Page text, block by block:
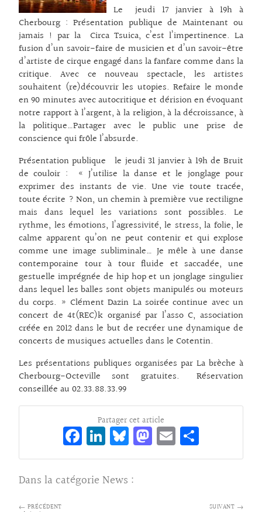
Le jeudi 17 janvier à 19h à
Cherbourg : Présentation publique de Maintenant ou
jamais ! par la Circa Tsuica, c’est l’impertinence. La
fusion d’un savoir-faire de musicien et d’un savoir-être
d’artiste de cirque engagé dans la fanfare comme dans la
critique. Avec ce nouveau spectacle, les artistes
souhaitent (re)découvrir les utopies. Refaire le monde
en 90 minutes avec autocritique et dérision en évoquant
notre rapport à l’argent, à la religion, à la décroissance, à
la politique…Partager avec le public une prise de
conscience qui frôle l’absurde.
Présentation publique le jeudi 31 janvier à 19h de Bruit
de couloir : « J’utilise la danse et le jonglage pour
exprimer des instants de vie. Une vie toute tracée,
toute écrite ? Non, un chemin à première vue rectiligne
mais dans lequel les variations sont possibles. Le
rythme, les émotions, l’agressivité, le stress, la folie, le
calme apparent qu’on ne peut contenir et qui explose
comme une image subliminale… Je mêle à une danse
contemporaine tour à tour fluide et saccadée, une
gestuelle imprégnée de hip hop et un jonglage singulier
dans lequel les balles sont objets manipulés ou moteurs
du corps. » Clément Dazin La soirée continue avec un
concert de 4t(REC)k organisé par l’asso C, association
créée en 2012 dans le but de recréer une dynamique de
concerts de musiques actuelles dans le Cotentin.
Les présentations publiques organisées par La brèche à
Cherbourg-Octeville sont gratuites. Réservation
conseillée au 02.33.88.33.99
Partager cet article
Fa
ce
bo
o
Li
n
ke
dI
Bl
ue
sk
M
as
E
m rt
Dans la catégorie News :
← PRÉCÉDENT SUIVANT →